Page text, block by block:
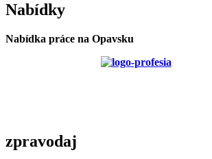
Nabídky
Nabídka práce na Opavsku
zpravodaj